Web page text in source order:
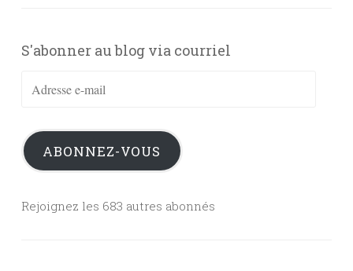
S'abonner au blog via courriel
Adresse
mail
ABONNEZ-VOUS
Rejoignez les 683 autres abonnés